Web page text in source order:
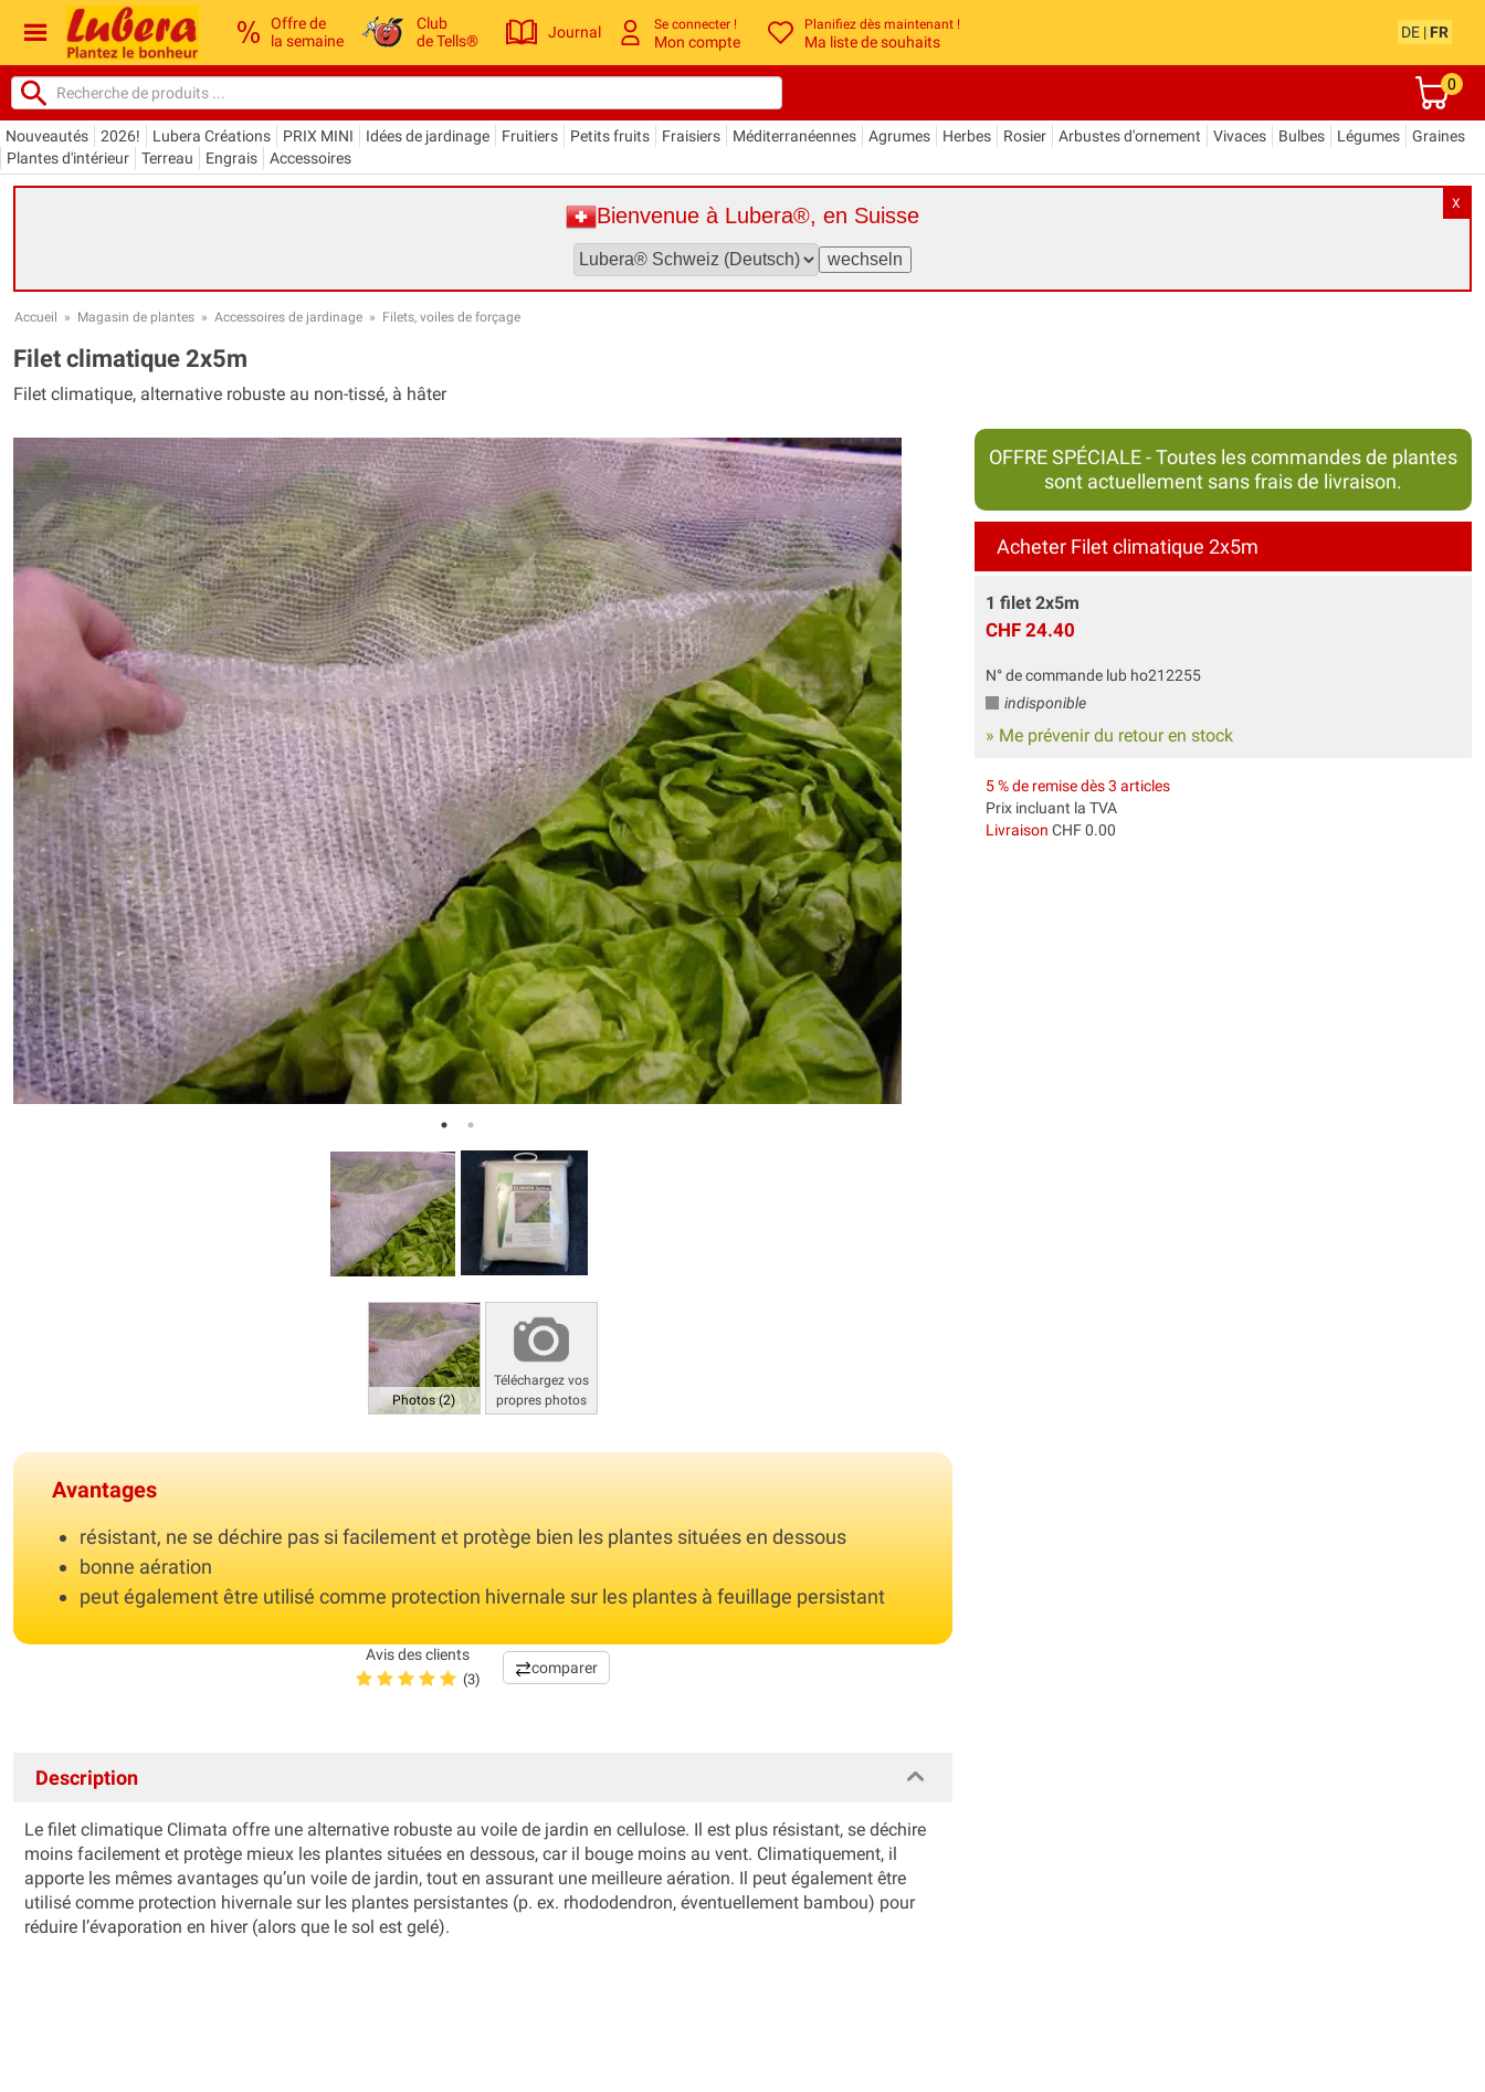
Offre de
la semaine
Club
de Tells®
Journal Se connecter !
Mon compte
Planifiez dès maintenant !
Ma liste de souhaits
DE | FR
0
Nouveautés 2026! Lubera Créations PRIX MINI Idées de jardinage Fruitiers Petits fruits Fraisiers Méditerranéennes Agrumes Herbes Rosier Arbustes d'ornement Vivaces Bulbes Légumes
Graines
Plantes d'intérieur
Terreau Engrais Accessoires
X
Bienvenue à Lubera®, en Suisse
Accueil » Magasin de plantes » Accessoires de jardinage » Filets, voiles de forçage
Filet climatique 2x5m
Filet climatique, alternative robuste au non-tissé, à hâter
Photos (2)
Téléchargez vos
propres photos
Avantages
résistant, ne se déchire pas si facilement et protège bien les plantes situées en dessous
bonne aération
peut également être utilisé comme protection hivernale sur les plantes à feuillage persistant
Avis des clients
(3)
comparer
OFFRE SPÉCIALE - Toutes les commandes de plantes
sont actuellement sans frais de livraison.
Acheter Filet climatique 2x5m
1 filet 2x5m
CHF 24.40
N° de commande lub ho212255
indisponible
» Me prévenir du retour en stock
5 % de remise dès 3 articles
Prix incluant la TVA
Livraison CHF 0.00
Description
Le filet climatique Climata offre une alternative robuste au voile de jardin en cellulose. Il est plus résistant, se déchire
moins facilement et protège mieux les plantes situées en dessous, car il bouge moins au vent. Climatiquement, il
apporte les mêmes avantages qu’un voile de jardin, tout en assurant une meilleure aération. Il peut également être
utilisé comme protection hivernale sur les plantes persistantes (p. ex. rhododendron, éventuellement bambou) pour
réduire l’évaporation en hiver (alors que le sol est gelé).